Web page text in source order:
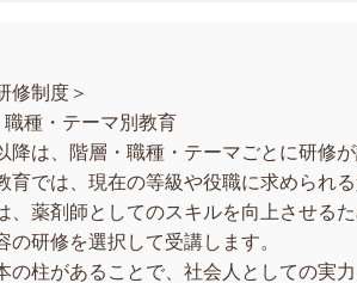
修制度＞
職種・テーマ別教育
降は、階層・職種・テーマごとに研修が
育では、現在の等級や役職に求められ
、薬剤師としてのスキルを向上させる
の研修を選択して受講します。
の柱があることで、社会人としての実